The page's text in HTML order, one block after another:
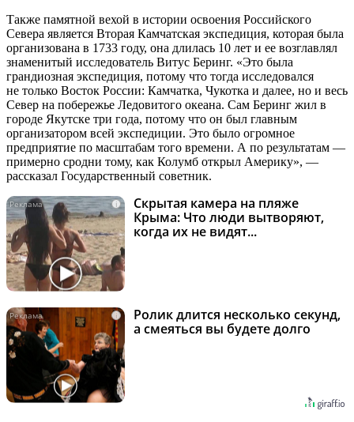
Также памятной вехой в истории освоения Российского
Севера является Вторая Камчатская экспедиция, которая была
организована в 1733 году, она длилась 10 лет и ее возглавлял
знаменитый исследователь Витус Беринг. «Это была
грандиозная экспедиция, потому что тогда исследовался
не только Восток России: Камчатка, Чукотка и далее, но и весь
Север на побережье Ледовитого океана. Сам Беринг жил в
городе Якутске три года, потому что он был главным
организатором всей экспедиции. Это было огромное
предприятие по масштабам того времени. А по результатам —
примерно сродни тому, как Колумб открыл Америку», —
рассказал Государственный советник.
i
Скрытая камера на пляже
Крыма: Что люди вытворяют,
когда их не видят...
i
Ролик длится несколько секунд,
а смеяться вы будете долго